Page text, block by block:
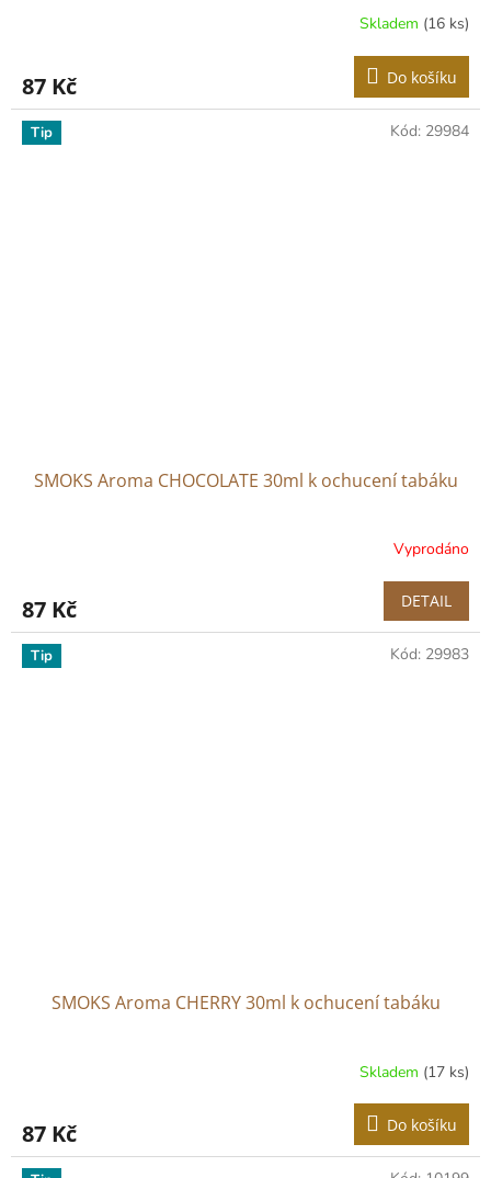
Skladem (16 ks)
87 Kč Do košíku
Tip
SMOKS Aroma CHOCOLATE 30ml k ochucení tabáku
Vyprodáno
87 Kč DETAIL
Kód: 29984
Tip
SMOKS Aroma CHERRY 30ml k ochucení tabáku
Skladem (17 ks)
87 Kč Do košíku
Kód: 29983